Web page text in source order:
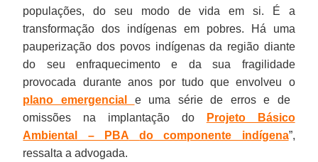
populações, do seu modo de vida em si. É a
transformação dos indígenas em pobres. Há uma
pauperização dos povos indígenas da região diante
do seu enfraquecimento e da sua fragilidade
provocada durante anos por tudo que envolveu o
plano emergencial
e uma série de erros e de
omissões na implantação do
Projeto Básico
Ambiental – PBA
do componente indígena”,
ressalta a advogada.